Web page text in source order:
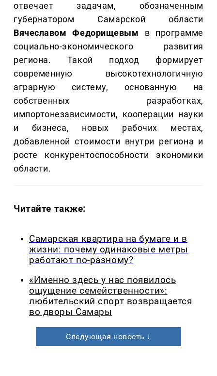
отвечает задачам, обозначенным
губернатором Самарской области
Вячеславом Федорищевым в программе
социально-экономического развития
региона. Такой подход формирует
современную высокотехнологичную
аграрную систему, основанную на
собственных разработках,
импортонезависимости, кооперации науки
и бизнеса, новых рабочих местах,
добавленной стоимости внутри региона и
росте конкурентоспособности экономики
области.
Читайте также:
Самарская квартира на бумаге и в
жизни: почему одинаковые метры
работают по-разному?
«Именно здесь у нас появилось
ощущение семейственности»:
любительский спорт возвращается
во дворы Самары
Следующая новость ↓